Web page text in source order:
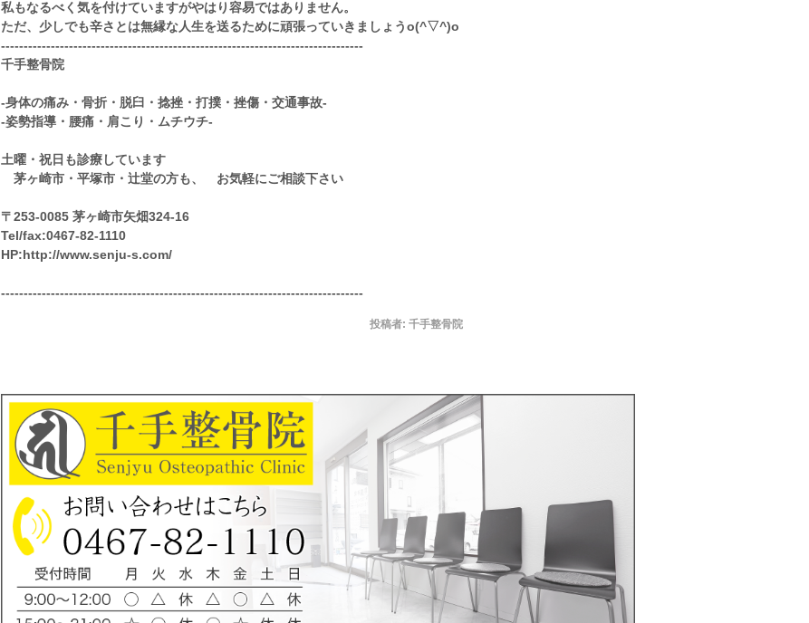
私もなるべく気を付けていますがやはり容易ではありません。
ただ、少しでも辛さとは無縁な人生を送るために頑張っていきましょうo(^▽^)o
--------------------------------------------------------------------------------
千手整骨院
‐身体の痛み・骨折・脱臼・捻挫・打撲・挫傷・交通事故‐
‐姿勢指導・腰痛・肩こり・ムチウチ-
土曜・祝日も診療しています
茅ヶ崎市・平塚市・辻堂の方も、 お気軽にご相談下さい
〒253-0085 茅ヶ崎市矢畑324-16
Tel/fax:0467-82-1110
HP:http://www.senju-s.com/
--------------------------------------------------------------------------------
投稿者: 千手整骨院